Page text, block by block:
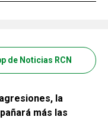
de Noticias RCN
la
más las